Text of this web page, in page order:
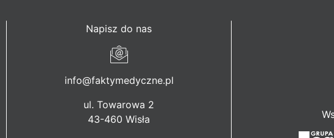
Napisz do nas
info@faktymedyczne.pl
ul. Towarowa 2
43-460 Wisła